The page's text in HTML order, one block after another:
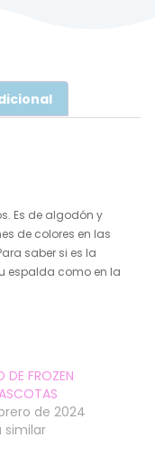
Es de algodón y
de colores en las
saber si es la
espalda como en la
DE FROZEN
de 2024
similar